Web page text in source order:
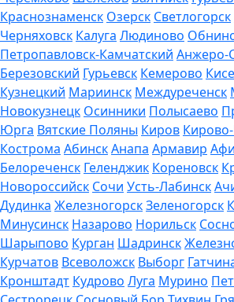
Краснознаменск Озерск Светлогорск
Черняховск Калуга Людиново
Петропавловск-Камчатский Анжеро-
Березовский Гурьевск Кемерово
Кузнецкий Мариинск Междуреченск
Новокузнецк Осинники Полысаево
Юрга Вятские Поляны Киров
Кострома АбинскАнапа Армавир
Белореченск Геленджик Кореновск
Новороссийск Сочи Усть-Лабинск
Дудинка ЖелезногорскЗеленогорск
Минусинск Назарово Норильск
Шарыпово Курган Шадринск
Курчатов Всеволожск Выборг
Кронштадт Кудрово Луга Мурино